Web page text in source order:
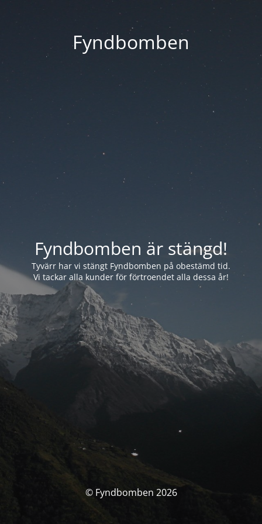
Fyndbomben
Fyndbomben är stängd!
Tyvärr har vi stängt Fyndbomben på obestämd tid.
Vi tackar alla kunder för förtroendet alla dessa år!
© Fyndbomben 2026